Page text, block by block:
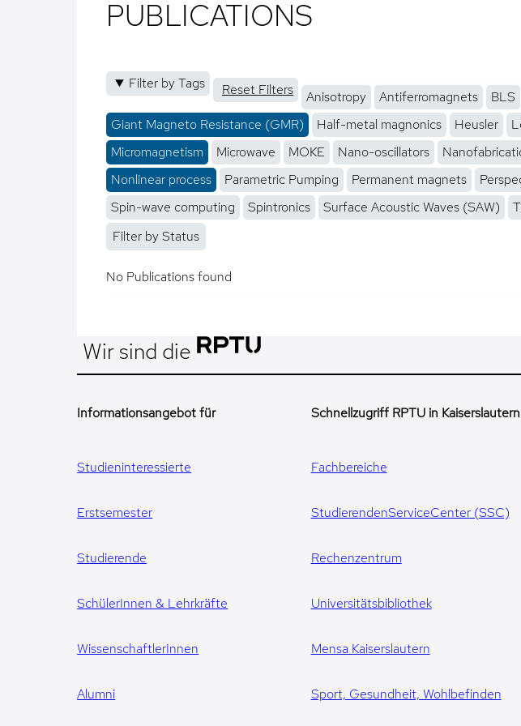
PUBLICATIONS
Filter by Tags Reset Filters Anisotropy Antiferromagnets BLS
Giant Magneto Resistance (GMR)
Half-metal magnonics Heusler
Micromagnetism
Microwave MOKE Nano-oscillators
Nonlinear process
Parametric Pumping Permanent magnets
Spin-wave computing
Spintronics Surface Acoustic Waves (SAW)
Filter by Status
No Publications found
Wir sind die
Informationsangebot für
Studieninteressierte
Erstsemester
Studierende
SchülerInnen & Lehrkräfte
WissenschaftlerInnen
Alumni
Schnellzugriff RPTU in Kaiserslautern
Fachbereiche
StudierendenServiceCenter (SSC)
Rechenzentrum
Universitätsbibliothek
Mensa Kaiserslautern
Sport, Gesundheit, Wohlbefinden